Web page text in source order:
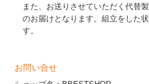
また、お送りさせていただく代替
のお届けとなります。組立をした
す。
お問い合せ